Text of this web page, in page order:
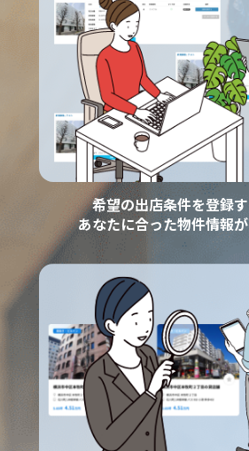
希望の出店条件を登録
あなたに合った物件情報が